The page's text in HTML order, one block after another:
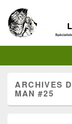
ARCHIVES
MAN #25